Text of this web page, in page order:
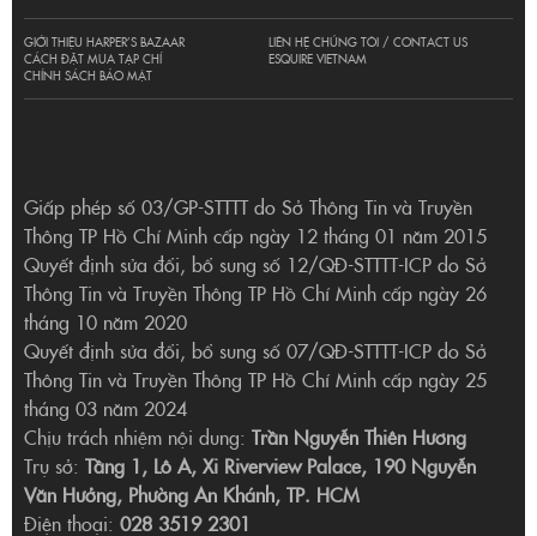
GIỚI THIỆU HARPER’S BAZAAR
CÁCH ĐẶT MUA TẠP CHÍ
CHÍNH SÁCH BẢO MẬT
LIÊN HỆ CHÚNG TÔI / CONTACT US
ESQUIRE VIETNAM
Giấp phép số 03/GP-STTTT do Sở Thông Tin và Truyền
Thông TP Hồ Chí Minh cấp ngày 12 tháng 01 năm 2015
Quyết định sửa đổi, bổ sung số 12/QĐ-STTTT-ICP do Sở
Thông Tin và Truyền Thông TP Hồ Chí Minh cấp ngày 26
tháng 10 năm 2020
Quyết định sửa đổi, bổ sung số 07/QĐ-STTTT-ICP do Sở
Thông Tin và Truyền Thông TP Hồ Chí Minh cấp ngày 25
tháng 03 năm 2024
Chịu trách nhiệm nội dung: Trần Nguyễn Thiên Hương
Trụ sở: Tầng 1, Lô A, Xi Riverview Palace, 190 Nguyễn
Văn Hưởng, Phường An Khánh, TP. HCM
Điện thoại: 028 3519 2301